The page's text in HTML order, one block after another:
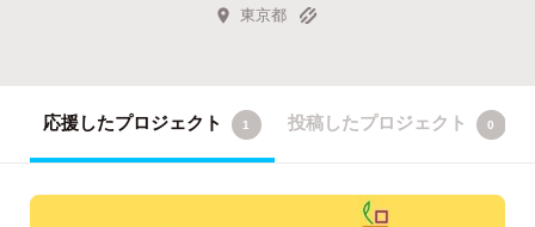
東京都
応援したプロジェクト 1 投稿したプロジェクト 0